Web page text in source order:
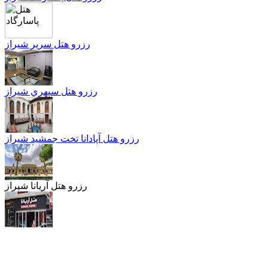
رزرو هتل سریر شیراز
رزرو هتل سپهري شیراز
رزرو هتل آپادانا تخت جمشید شیراز
رزرو هتل آریانا شیراز